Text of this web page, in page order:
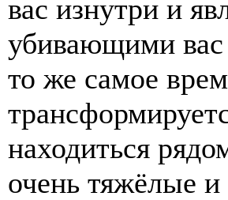
вас изнутри и
убивающими
то же самое
находиться
очень тяжёлые